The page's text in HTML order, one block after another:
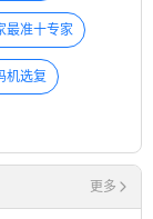
最准十专家
机选复
更多